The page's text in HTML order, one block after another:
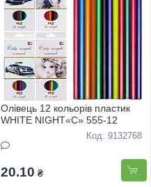
Олівець 12 кольорів пластик
WHITE NIGHT«С» 555-12
Код: 9132768
20.10 ₴